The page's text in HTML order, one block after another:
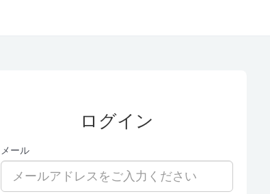
ログイン
メール